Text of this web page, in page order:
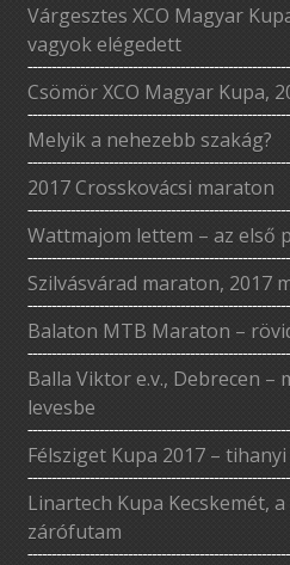
Várgesztes XCO Magyar
vagyok elégedett
Csömör XCO Magyar Kupa,
Melyik a nehezebb szakág?
2017 Crosskovácsi maraton
Wattmajom lettem – az első
Szilvásvárad maraton, 2017
Balaton MTB Maraton –
Balla Viktor e.v., Debrecen
levesbe
Félsziget Kupa 2017 –
Linartech Kupa Kecskemét, a
zárófutam